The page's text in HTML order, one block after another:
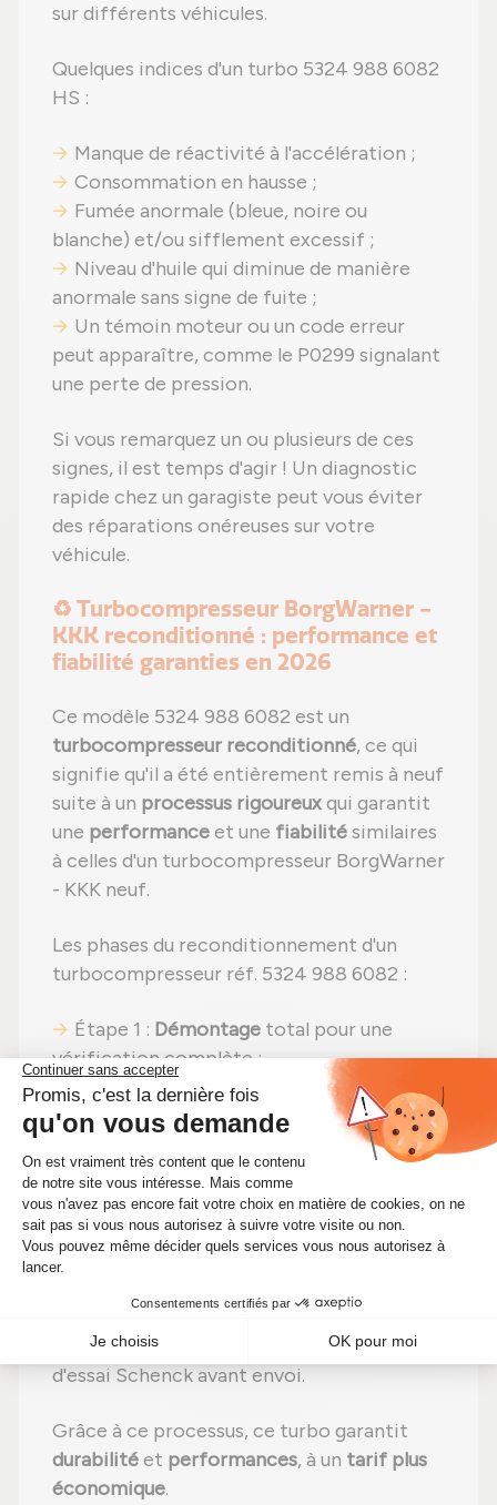
sur différents véhicules.
Quelques indices d'un turbo 5324 988 6082
HS :
Manque de réactivité à l'accélération ;
Consommation en hausse ;
Fumée anormale (bleue, noire ou
blanche) et/ou sifflement excessif ;
Niveau d'huile qui diminue de manière
anormale sans signe de fuite ;
Un témoin moteur ou un code erreur
peut apparaître, comme le P0299 signalant
une perte de pression.
Si vous remarquez un ou plusieurs de ces
signes, il est temps d'agir ! Un diagnostic
rapide chez un garagiste peut vous éviter
des réparations onéreuses sur votre
véhicule.
♻️ Turbocompresseur BorgWarner -
KKK reconditionné : performance et
fiabilité garanties en 2026
Ce modèle 5324 988 6082 est un
turbocompresseur reconditionné, ce qui
signifie qu'il a été entièrement remis à neuf
suite à un processus rigoureuxqui garantit
une performanceet une fiabilitésimilaires
à celles d'un turbocompresseur BorgWarner
- KKK neuf.
Les phases du reconditionnement d'un
turbocompresseur réf. 5324 988 6082 :
Étape 1 : Démontage total pour une
vérification complète ;
Étape 2 : Nettoyage minutieux
pour
éliminer toute impureté ;
de tous les
éléments ;
Étape 4 :Remplacement des pièces
endommagéespar des composants neufs ;
Remontage
Étape 6 :Contrôle qualité
sur banc
d'essai Schenck avant envoi.
Grâce à ce processus, ce turbo garantit
durabilitéet performances, à un tarif plus
économique.